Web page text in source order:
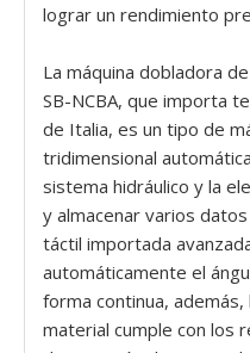
lograr un rendimiento
La máquina dobladora
SB-NCBA, que importa
de Italia, es un tipo de
tridimensional
sistema hidráulico y la
y almacenar varios
táctil importada
automáticamente el
forma continua, además,
material cumple con los